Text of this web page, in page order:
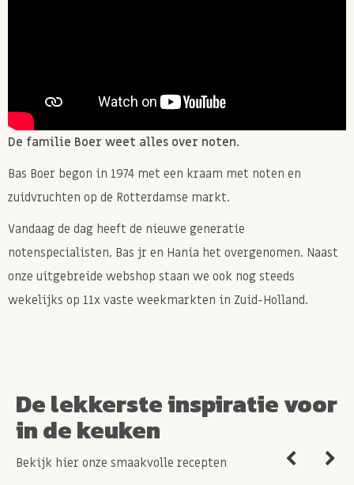
De familie Boer weet alles over noten.
Bas Boer begon in 1974 met een kraam met noten en
zuidvruchten op de Rotterdamse markt.
Vandaag de dag heeft de nieuwe generatie
notenspecialisten, Bas jr en Hania het overgenomen. Naast
onze uitgebreide webshop staan we ook nog steeds
wekelijks op 11x vaste weekmarkten in Zuid-Holland.
De lekkerste inspiratie voor
in de keuken
Bekijk hier onze smaakvolle recepten